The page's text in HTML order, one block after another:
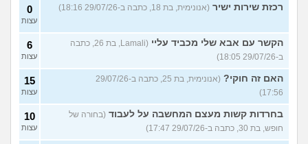
רכזת שירות ישיר (אנונימית, בת 18, כתבה ב-29/07/26 18:16) 0
עצות
הקשר עם אבא שלי מכביד עליי
(Lamali, בת 26, כתבה
ב-29/07/26 18:05)
6
עצות
האם זה חוקי?
(אנונימית, בת 25, כתבה ב-29/07/26
17:56)
15
עצות
בחרדות קשות מעצם המחשבה על לעבוד (בחורה של
חופש, בת 30, כתבה ב-29/07/26 17:47)
10
עצות